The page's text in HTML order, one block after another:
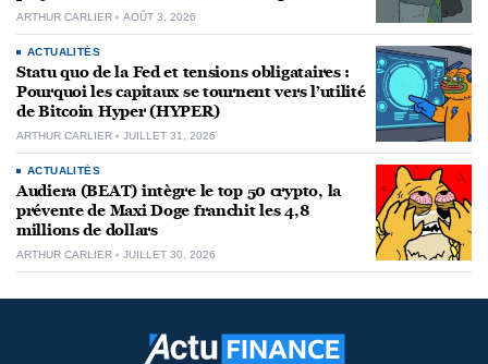
ARTHUR CARLIER AOÛT 3, 2026
ACTUALITÉS
Statu quo de la Fed et tensions obligataires :
Pourquoi les capitaux se tournent vers l’utilité
de Bitcoin Hyper (HYPER)
ARTHUR CARLIER JUILLET 31, 2026
ACTUALITÉS
Audiera (BEAT) intègre le top 50 crypto, la
prévente de Maxi Doge franchit les 4,8
millions de dollars
ARTHUR CARLIER JUILLET 30, 2026